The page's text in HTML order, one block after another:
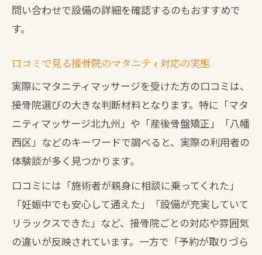
問い合わせで設備の詳細を確認するのもおすすめで
す。
口コミで見る接骨院のマタニティ対応の実態
実際にマタニティマッサージを受けた方の口コミは、
接骨院選びの大きな判断材料となります。特に「マタ
ニティマッサージ北九州」や「産後骨盤矯正」「八幡
西区」などのキーワードで調べると、実際の利用者の
体験談が多く見つかります。
口コミには「施術者が親身に相談に乗ってくれた」
「妊娠中でも安心して通えた」「設備が充実していて
リラックスできた」など、接骨院ごとの対応や雰囲気
の違いが反映されています。一方で「予約が取りづら